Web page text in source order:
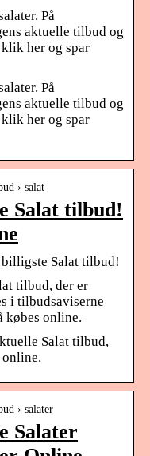
På
aktuelle tilbud og
her og spar
På
aktuelle tilbud og
her og spar
› salat
Salat tilbud!
Salat tilbud!
tilbud, der er
i tilbudsaviserne
købes online.
Salat tilbud,
› salater
Salater